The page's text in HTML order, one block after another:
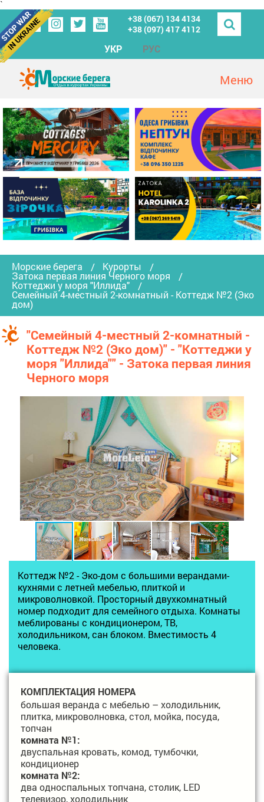
`
+38 (067) 134 4134
+38 (097) 417 4112
УКР РУС
Морские берега Курорты
Затока первая линия Черного моря
Коттеджи у моря "Иллида"
Семейный 4-местный 2-комнатный - Коттедж №2 (Эко
дом)
"Семейный 4-местный 2-комнатный -
Коттедж №2 (Эко дом)" - "Коттеджи у
моря "Иллида"" - Затока первая линия
Черного моря
Коттедж №2 - Эко-дом с большими верандами-
кухнями с летней мебелью, плиткой и
микроволновкой. Просторный двухкомнатный
номер подходит для семейного отдыха. Комнаты
меблированы с кондиционером, ТВ,
холодильником, сан блоком. Вместимость 4
человека.
КОМПЛЕКТАЦИЯ НОМЕРА
большая веранда с мебелью – холодильник,
плитка, микроволновка, стол, мойка, посуда,
топчан
комната №1:
двуспальная кровать, комод, тумбочки,
кондиционер
комната №2:
два односпальных топчана, столик, LED
телевизор, холодильник